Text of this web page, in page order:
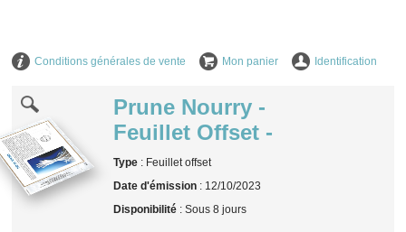
Conditions générales de vente Mon panier Identification
Prune Nourry -
Feuillet Offset -
Type: Feuillet offset
Date d'émission: 12/10/2023
Disponibilité: Sous 8 jours